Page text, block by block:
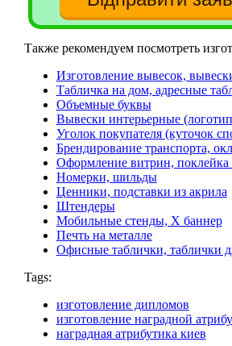
Также рекомендуем посмотреть
Изготовление вывесок,
Табличка на дом, адресные
Объемные буквы
Вывески интерьерные
Уголок покупателя (куточок
Брендирование транспорта,
Оформление витрин, поклейка
Номерки, шильды
Ценники, подставки из акрила
Штендеры
Мобильные стенды, Х баннер
Печть на металле
Офисные таблички, таблички
Tags:
изготовление дипломов
изготовление наградной
наградная атрибутика киев